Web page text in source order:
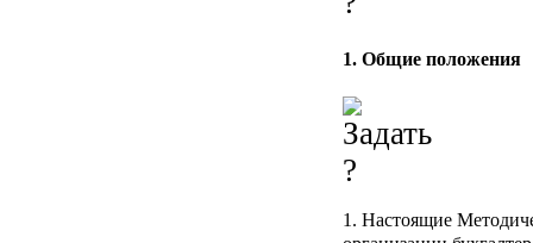
1. Общие положения
1. Настоящие